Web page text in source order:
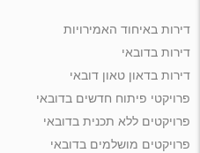
דירות באיחוד האמירויות
דירות בדובאי
דירות בדאון טאון דובאי
פרויקטי פיתוח חדשים בדובאי
פרויקטים ללא תכנית בדובאי
פרויקטים מושלמים בדובאי